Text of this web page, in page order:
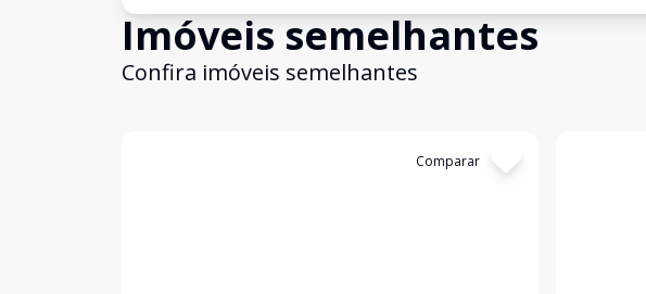
Imóveis semelhantes
Confira imóveis semelhantes
Comparar